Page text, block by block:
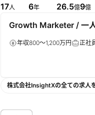
17人 6年 26.5億9億
Growth Marketer / 一
年収800～1,200万円 正社
株式会社InsightXの全ての求人